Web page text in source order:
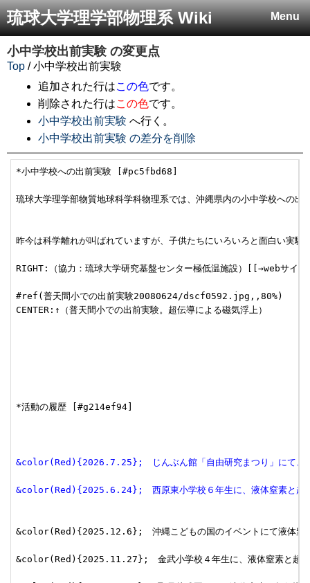
Menu
琉球大学理学部物理系 Wiki
小中学校出前実験 の変更点
Top / 小中学校出前実験
追加された行はこの色です。
削除された行はこの色です。
小中学校出前実験 へ行く。
小中学校出前実験 の差分を削除
*小中学校への出前実験 [#pc5fbd68]
琉球大学理学部物質地球科学科物理系では、沖縄県内の小中学校への
昨今は科学離れが叫ばれていますが、子供たちにいろいろと面白い実
RIGHT:（協力：琉球大学研究基盤センター極低温施設）
#ref(普天間小での出前実験20080624/dscf0592.jpg,,80%)
CENTER:↑（普天間小での出前実験。超伝導による磁気浮上）
*活動の履歴 [#g214ef94]
&color(Red){2026.7.25};　じんぶん館「自由研究まつり」にて、液
&color(Red){2025.6.24};　西原東小学校６年生に、液体窒素と超伝
&color(Red){2025.12.6};　沖縄こどもの国のイベントにて液体窒素
&color(Red){2025.11.27};　金武小学校４年生に、液体窒素と超伝